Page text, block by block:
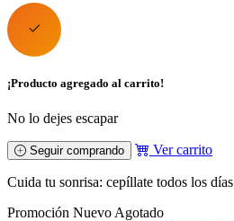
¡Producto agregado al carrito!
No lo dejes escapar
Seguir comprando Ver carrito
Cuida tu sonrisa: cepíllate todos los días
Promoción Nuevo Agotado